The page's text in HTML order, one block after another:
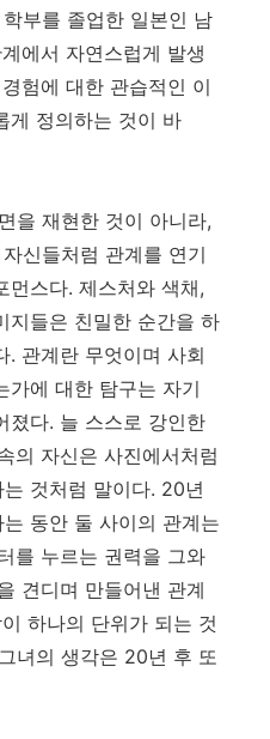
부를 졸업한 일본인 남
에서 자연스럽게 발생
험에 대한 관습적인 이
게 정의하는 것이 바
을 재현한 것이 아니라,
신들처럼 관계를 연기
먼스다. 제스처와 색채,
지들은 친밀한 순간을 하
. 관계란 무엇이며 사회
가에 대한 탐구는 자기
졌다. 늘 스스로 강인한
의 자신은 사진에서처럼
것처럼 말이다. 20년
동안 둘 사이의 관계는
를 누르는 권력을 그와
견디며 만들어낸 관계
하나의 단위가 되는 것
녀의 생각은 20년 후 또